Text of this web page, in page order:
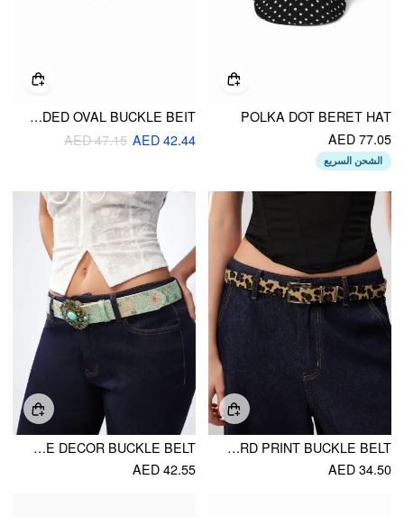
POLKA DOT BERET HAT
AED 77.05
الشحن السريع
STUDDED OVAL BUCKLE BEIT
AED 42.44
AED 47.15
LEOPARD PRINT BUCKLE BELT
AED 34.50
GEMSTONE DECOR BUCKLE BELT
AED 42.55